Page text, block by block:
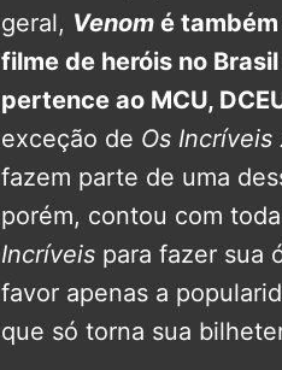
geral, Venom é
filme de heróis no
pertence ao MCU,
exceção de Os Incríveis
fazem parte de uma
porém, contou com
Incríveis para fazer sua
favor apenas a
que só torna sua